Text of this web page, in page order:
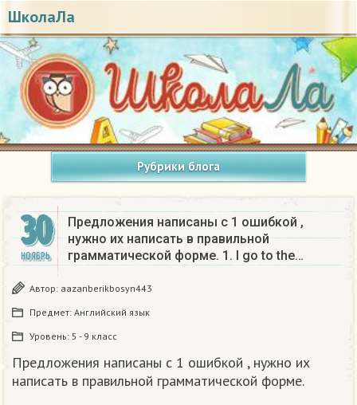
ШколаЛа
Рубрики блога
30
НОЯБРЬ
Предложения написаны с 1 ошибкой ,
нужно их написать в правильной
грамматической форме. 1. I go to the…
Автор: aazanberikbosyn443
Предмет: Английский язык
Уровень: 5 - 9 класс
Предложения написаны с 1 ошибкой , нужно их
написать в правильной грамматической форме.